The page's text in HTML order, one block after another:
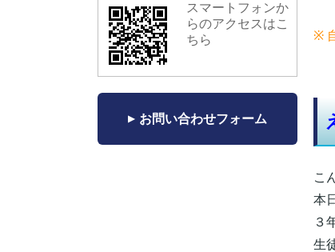
※
こ
本
３
生
スマートフォンか
らのアクセスはこ
ちら
お問い合わせフォーム